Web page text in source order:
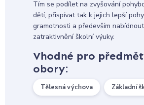
Tím se podílet na zvyšování
dětí, přispívat tak k jejich lepší
gramotnosti a především
zatraktivnění školní výuky.
Vhodné pro
obory:
Tělesná výchova Základní